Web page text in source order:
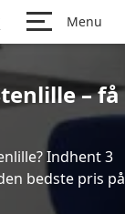
Menu
– få
Indhent 3
bedste pris på